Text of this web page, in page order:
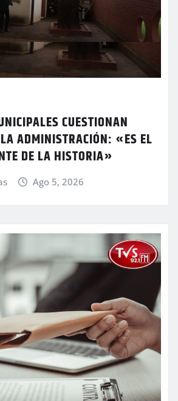
CUESTIONAN
ADMINISTRACIÓN: «ES EL
DE LA HISTORIA»
Ago 5, 2026